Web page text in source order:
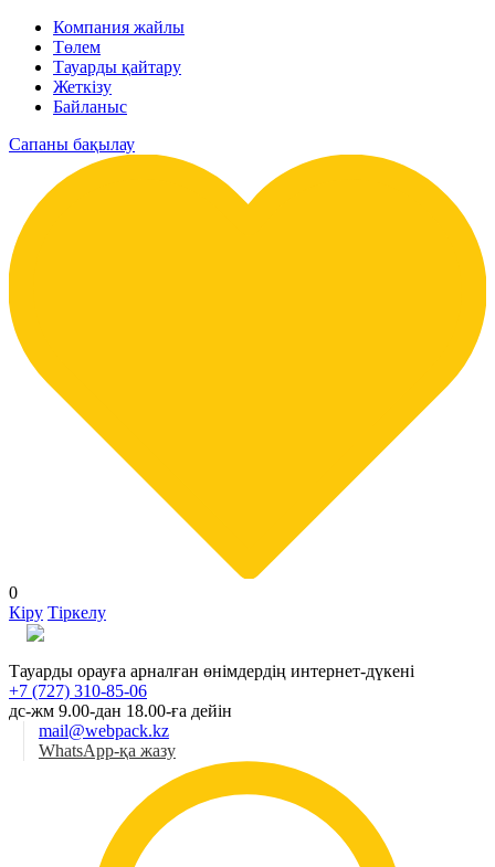
Компания жайлы
Төлем
Тауарды қайтару
Жеткізу
Байланыс
Сапаны бақылау
0
Кіру Тіркелу
Тауарды орауға арналған өнімдердің интернет-дүкені
+7 (727) 310-85-06
дс-жм 9.00-дан 18.00-ға дейін
mail@webpack.kz
WhatsApp-қа жазу